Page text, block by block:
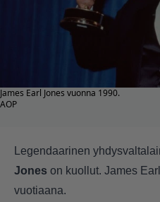
James Earl Jones vuonna 1990.
AOP
Legendaarinen
Jones on kuollut. James
vuotiaana.